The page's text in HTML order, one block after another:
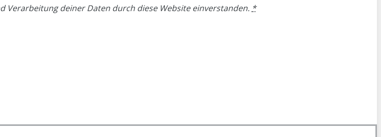
deiner Daten durch diese Website einverstanden. *